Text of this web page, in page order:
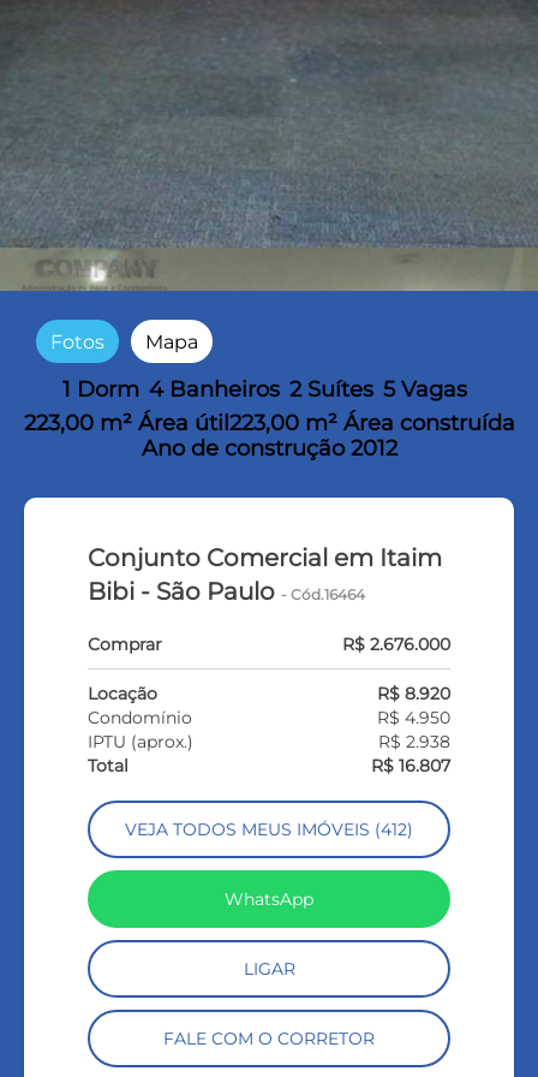
Fotos Mapa
1 Dorm 4 Banheiros 2 Suítes 5 Vagas
223,00 m² Área útil223,00 m² Área construída
Ano de construção 2012
Conjunto Comercial em Itaim
Bibi - São Paulo- Cód.16464
Comprar R$ 2.676.000
Locação
R$ 8.920
Condomínio
R$ 4.950
IPTU (aprox.)
R$ 2.938
Total
R$ 16.807
VEJA TODOS MEUS IMÓVEIS (412)
WhatsApp
LIGAR
FALE COM O CORRETOR